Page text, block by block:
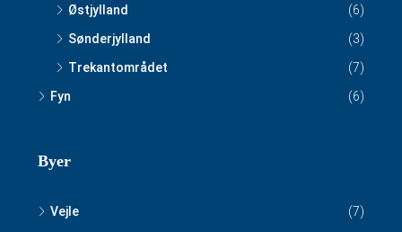
Østjylland
(6)
Sønderjylland
(3)
Trekantområdet
(7)
Fyn
(6)
Byer
Vejle
(7)